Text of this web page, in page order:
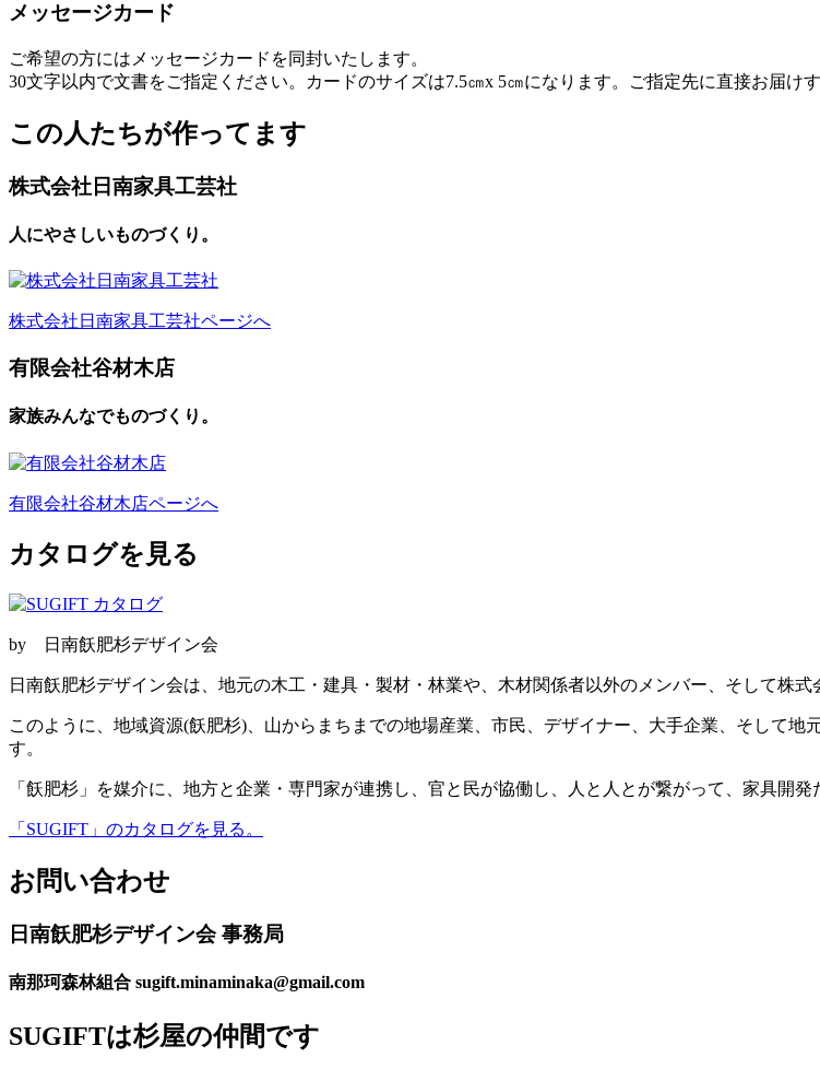
メッセージカード
ご希望の方にはメッセージカードを同封いたします。
30文字以内で文書をご指定ください。カードのサイズは7.5㎝x 5㎝になります。ご指定先に直接お届け
この人たちが作ってます
株式会社日南家具工芸社
人にやさしいものづくり。
株式会社日南家具工芸社ページへ
有限会社谷材木店
家族みんなでものづくり。
有限会社谷材木店ページへ
カタログを見る
by 日南飫肥杉デザイン会
日南飫肥杉デザイン会は、地元の木工・建具・製材・林業や、木材関係者以外のメンバー、そして株
このように、地域資源(飫肥杉)、山からまちまでの地場産業、市民、デザイナー、大手企業、そして
す。
「飫肥杉」を媒介に、地方と企業・専門家が連携し、官と民が協働し、人と人とが繋がって、家具開
「SUGIFT」のカタログを見る。
お問い合わせ
日南飫肥杉デザイン会 事務局
南那珂森林組合 sugift.minaminaka@gmail.com
SUGIFTは杉屋の仲間です